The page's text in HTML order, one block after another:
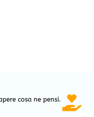
cosa ne pensi.